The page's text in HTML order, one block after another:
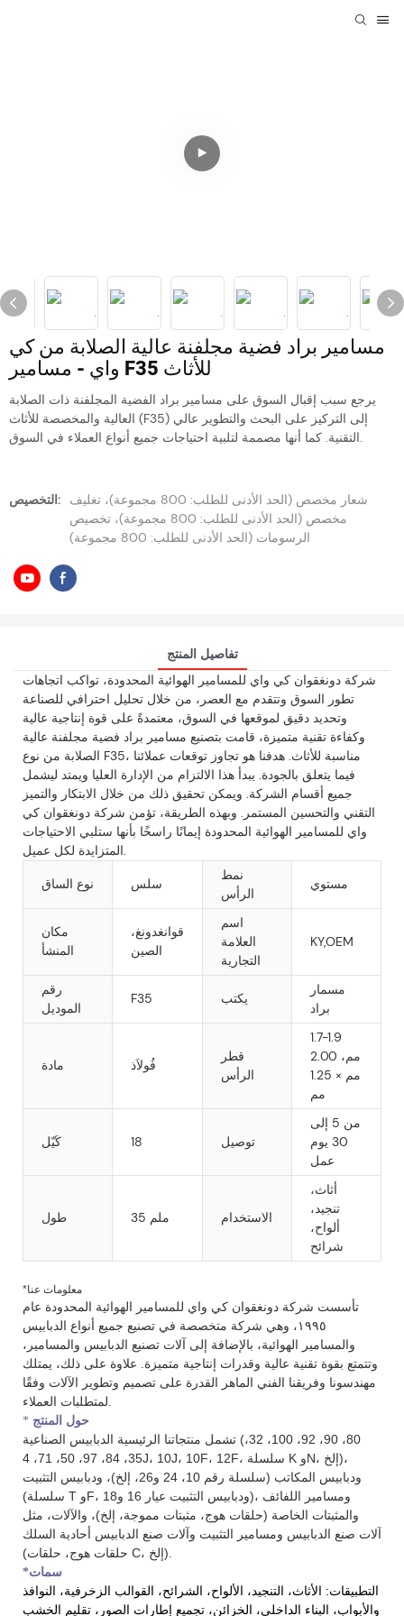
مسامير براد فضية مجلفنة عالية الصلابة من كي
واي - مسامير F35 للأثاث
يرجع سبب إقبال السوق على مسامير براد الفضية المجلفنة ذات الصلابة
العالية والمخصصة للأثاث (F35) إلى التركيز على البحث والتطوير عالي
التقنية. كما أنها مصممة لتلبية احتياجات جميع أنواع العملاء في السوق.
التخصيص:
شعار مخصص (الحد الأدنى للطلب: 800 مجموعة)، تغليف
مخصص (الحد الأدنى للطلب: 800 مجموعة)، تخصيص
الرسومات (الحد الأدنى للطلب: 800 مجموعة)
تفاصيل المنتج
شركة دونغقوان كي واي للمسامير الهوائية المحدودة، تواكب اتجاهات
تطور السوق وتتقدم مع العصر، من خلال تحليل احترافي للصناعة
وتحديد دقيق لموقعها في السوق، معتمدةً على قوة إنتاجية عالية
وكفاءة تقنية متميزة، قامت بتصنيع مسامير براد فضية مجلفنة عالية
الصلابة من نوع F35، مناسبة للأثاث. هدفنا هو تجاوز توقعات عملائنا
فيما يتعلق بالجودة. يبدأ هذا الالتزام من الإدارة العليا ويمتد ليشمل
جميع أقسام الشركة. ويمكن تحقيق ذلك من خلال الابتكار والتميز
التقني والتحسين المستمر. وبهذه الطريقة، تؤمن شركة دونغقوان كي
واي للمسامير الهوائية المحدودة إيمانًا راسخًا بأنها ستلبي الاحتياجات
المتزايدة لكل عميل.
نوع الساق سلس
نمط
الرأس
مستوي
مكان
المنشأ
قوانغدونغ،
الصين
اسم
العلامة
التجارية
KY,OEM
رقم
الموديل
F35 يكتب
مسمار
براد
مادة فُولاَذ
قطر
الرأس
1.7-1.9
مم، 2.00
مم × 1.25
مم
كَيّل 18 توصيل
من 5 إلى
30 يوم
عمل
طول 35 ملم الاستخدام
أثاث،
تنجيد،
ألواح،
شرائح
*معلومات عنا
تأسست شركة دونغقوان كي واي للمسامير الهوائية المحدودة عام
١٩٩٥، وهي شركة متخصصة في تصنيع جميع أنواع الدبابيس
والمسامير الهوائية، بالإضافة إلى آلات تصنيع الدبابيس والمسامير،
وتتمتع بقوة تقنية عالية وقدرات إنتاجية متميزة. علاوة على ذلك، يمتلك
مهندسونا وفريقنا الفني الماهر القدرة على تصميم وتطوير الآلات وفقًا
* حول المنتج
تشمل منتجاتنا الرئيسية الدبابيس الصناعية (80، 90، 92، 100، 32،
35، 84، 97، 50، 71، 4J، 10J، 10F، 12F، سلسلة K وN، إلخ)،
ودبابيس المكاتب (سلسلة رقم 10، 24 و26، إلخ)، ودبابيس التثبيت
(سلسلة T وF، ودبابيس التثبيت عيار 16 و18)، ومسامير اللفائف
والمثبتات الخاصة (حلقات هوج، مثبتات مموجة، إلخ)، والآلات، مثل
آلات صنع الدبابيس ومسامير التثبيت وآلات صنع الدبابيس أحادية السلك
(حلقات هوج، حلقات C، إلخ).
*سمات
التطبيقات: الأثاث، التنجيد، الألواح، الشرائح، القوالب الزخرفية، النوافذ
والأبواب، البناء الداخلي، الخزائن، تجميع إطارات الصور، تقليم الخشب